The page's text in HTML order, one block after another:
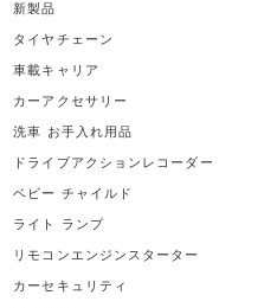
新製品
タイヤチェーン
車載キャリア
カーアクセサリー
洗車 お手入れ用品
ドライブアクションレコーダー
ベビー チャイルド
ライト ランプ
リモコンエンジンスターター
カーセキュリティ